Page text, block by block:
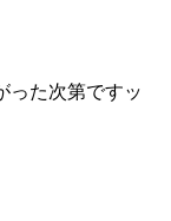
った次第ですッ